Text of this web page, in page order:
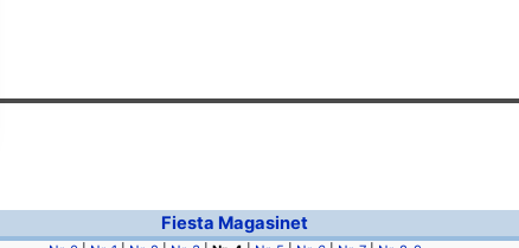
Fiesta Magasinet